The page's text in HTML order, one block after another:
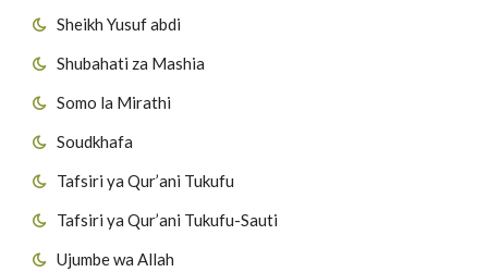
Sheikh Yusuf abdi
Shubahati za Mashia
Somo la Mirathi
Soudkhafa
Tafsiri ya Qur’ani Tukufu
Tafsiri ya Qur’ani Tukufu-Sauti
Ujumbe wa Allah